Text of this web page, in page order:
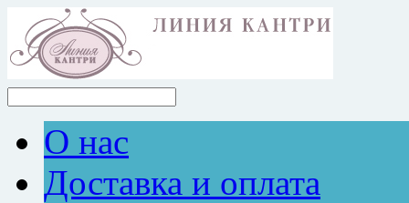
О нас
Доставка и оплата